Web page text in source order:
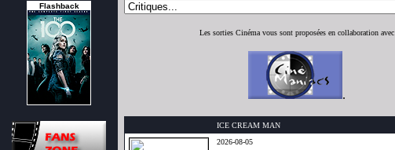
Flashback
Les sorties Cinéma vous sont proposées en collaboration avec
.
ICE CREAM MAN
2026-08-05